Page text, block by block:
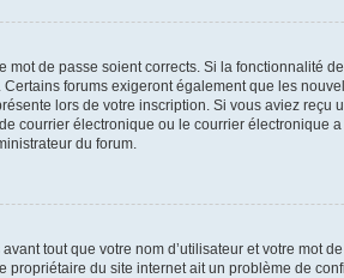
de passe soient corrects. Si la fonctionnalité
forums exigeront également que les
lors de votre inscription. Si vous aviez
courrier électronique ou le courrier électronique
du forum.
tout que votre nom d’utilisateur et votre mot
du site internet ait un problème de